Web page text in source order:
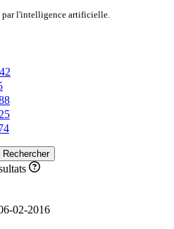
par l'intelligence artificielle.
25
Rechercher
02-2016